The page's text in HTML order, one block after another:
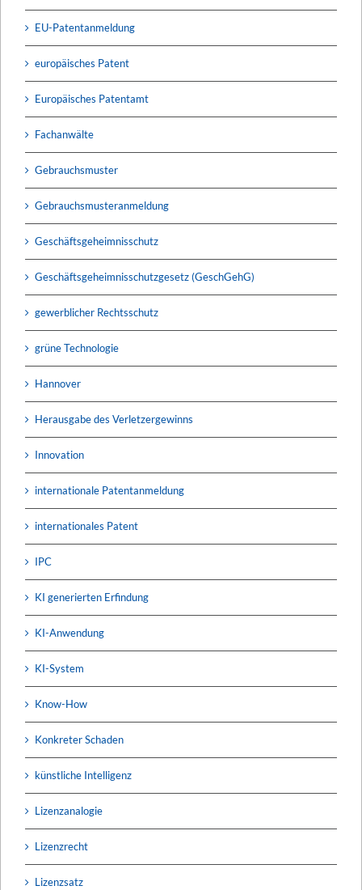
EU-Patentanmeldung
europäisches Patent
Europäisches Patentamt
Fachanwälte
Gebrauchsmuster
Gebrauchsmusteranmeldung
Geschäftsgeheimnisschutz
Geschäftsgeheimnisschutzgesetz (GeschGehG)
gewerblicher Rechtsschutz
grüne Technologie
Hannover
Herausgabe des Verletzergewinns
Innovation
internationale Patentanmeldung
internationales Patent
IPC
KI generierten Erfindung
KI-Anwendung
KI-System
Know-How
Konkreter Schaden
künstliche Intelligenz
Lizenzanalogie
Lizenzrecht
Lizenzsatz